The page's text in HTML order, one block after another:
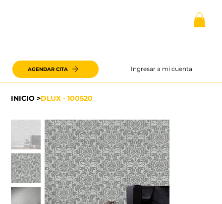
Ingresar a mi cuenta
AGENDAR CITA
INICIO >DLUX - 100520